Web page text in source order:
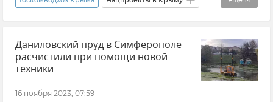
Крым Симферополь Экология
Общество Вода Крыма Салгир
Бахчисарайский район
Симферопольский район
Даниловский пруд в Симферополе
расчистили при помощи новой
техники
16 ноября 2023, 07:59